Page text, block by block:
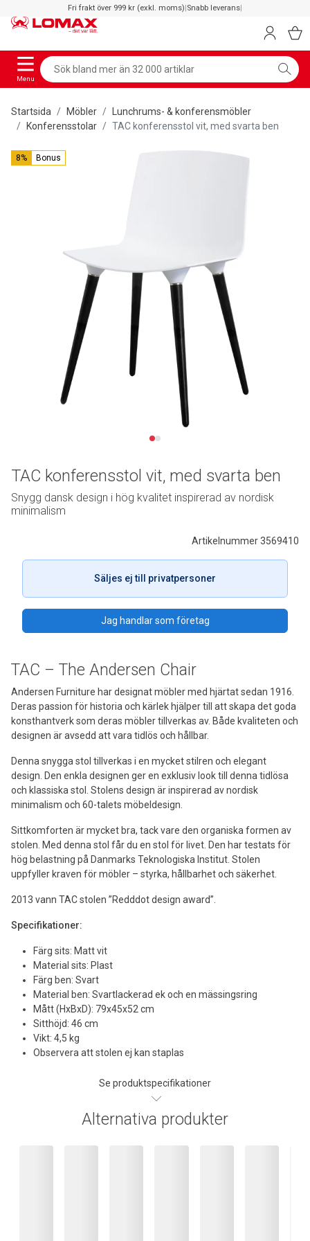
Fri frakt över 999 kr (exkl. moms)|Snabb leverans|
Menu
Startsida Möbler
Lunchrums- & konferensmöbler
Konferensstolar
TAC konferensstol vit, med svarta ben
8% Bonus
TAC – The Andersen Chair
Andersen Furniture har designat möbler med hjärtat sedan 1916.
Deras passion för historia och kärlek hjälper till att skapa det goda
konsthantverk som deras möbler tillverkas av. Både kvaliteten och
designen är avsedd att vara tidlös och hållbar.
Denna snygga stol tillverkas i en mycket stilren och elegant
design. Den enkla designen ger en exklusiv look till denna tidlösa
och klassiska stol. Stolens design är inspirerad av nordisk
minimalism och 60-talets möbeldesign.
Sittkomforten är mycket bra, tack vare den organiska formen av
stolen. Med denna stol får du en stol för livet. Den har testats för
hög belastning på Danmarks Teknologiska Institut. Stolen
uppfyller kraven för möbler – styrka, hållbarhet och säkerhet.
2013 vann TAC stolen ”Redddot design award”.
Specifikationer:
Färg sits: Matt vit
Material sits: Plast
Färg ben: Svart
Material ben: Svartlackerad ek och en mässingsring
Mått (HxBxD): 79x45x52 cm
Sitthöjd: 46 cm
Vikt: 4,5 kg
Observera att stolen ej kan staplas
Se produktspecifikationer
Artikelnummer 3569410
Säljes ej till privatpersoner
Jag handlar som företag
TAC konferensstol vit, med svarta ben
Snygg dansk design i hög kvalitet inspirerad av nordisk
minimalism
Alternativa produkter